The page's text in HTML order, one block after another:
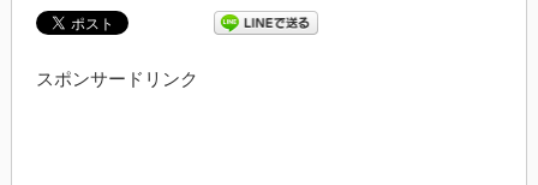
スポンサードリンク